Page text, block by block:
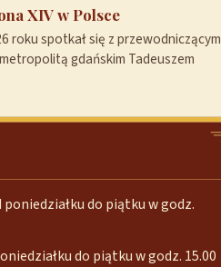
XIV w Polsce
roku spotkał się z przewodniczącym
gdańskim Tadeuszem
poniedziałku do piątku w godz.
do piątku w godz. 15.00